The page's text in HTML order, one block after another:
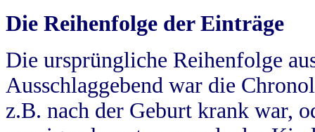
Die Reihenfolge der Einträge
Die ursprüngliche Reihenfolge
Ausschlaggebend war die
z.B. nach der Geburt krank war,